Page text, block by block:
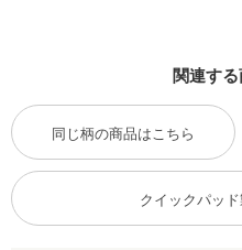
関連す
同じ柄の商品はこちら
クイックパッ